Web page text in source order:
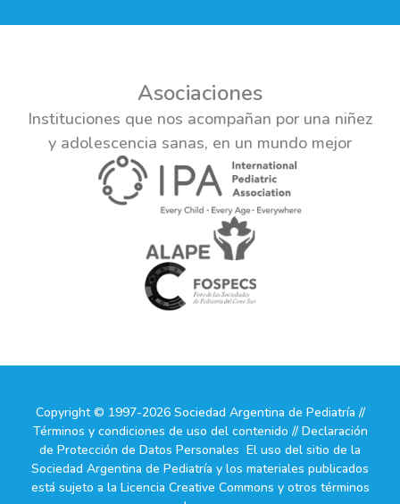
Asociaciones
Instituciones que nos acompañan por una niñez
y adolescencia sanas, en un mundo mejor
Copyright © 1997-2026 Sociedad Argentina de Pediatría //
Términos y condiciones de uso del contenido // Declaración
de Protección de Datos Personales El uso del sitio de la
Sociedad Argentina de Pediatría y los materiales publicados
está sujeto a la Licencia Creative Commons y otros términos